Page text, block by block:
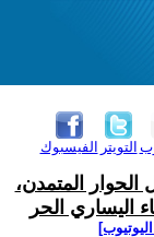
الفيسبوك التويتر
الحوار المتمدن،
اليساري الحر